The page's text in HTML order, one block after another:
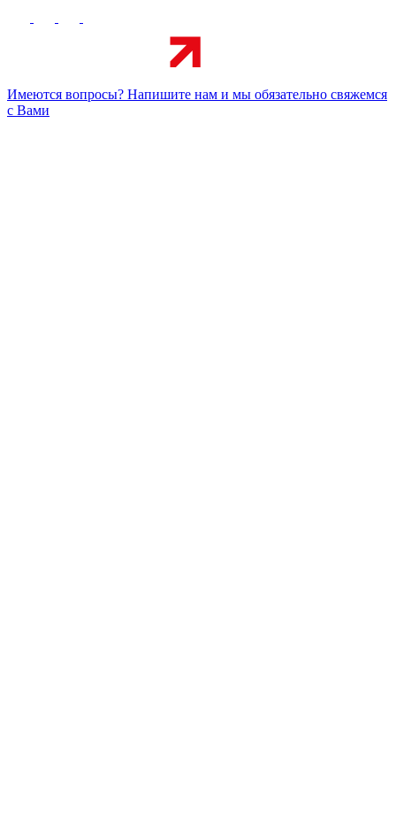
Имеются вопросы? Напишите нам и мы обязательно свяжемся
с Вами